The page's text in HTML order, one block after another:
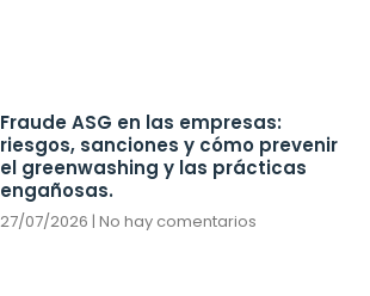
Fraude ASG en las empresas:
riesgos, sanciones y cómo prevenir
el greenwashing y las prácticas
engañosas.
27/07/2026 No hay comentarios